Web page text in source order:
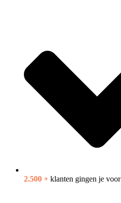
2.500 + klanten gingen je voor